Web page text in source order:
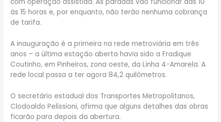
às 15 horas e, por enquanto, não terão nenhuma cobrança
de tarifa.
A inauguração é a primeira na rede metroviária em três
anos – a última estação aberta havia sido a Fradique
Coutinho, em Pinheiros, zona oeste, da Linha 4-Amarela. A
rede local passa a ter agora 84,2 quilômetros.
O secretário estadual dos Transportes Metropolitanos,
Clodoaldo Pelissioni, afirma que alguns detalhes das obras
ficarão para depois da abertura.